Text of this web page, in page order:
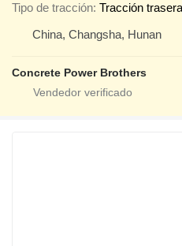
Tipo de tracción Tracción trasera
China, Changsha, Hunan
Concrete Power Brothers